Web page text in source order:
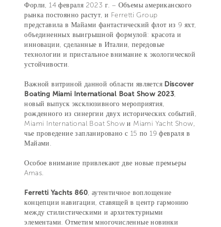
Форли, 14 февраля 2023 г. – Объемы американского
рынка постоянно растут, и Ferretti Group
представила в Майами фантастический флот из 9 яхт,
объединенных выигрышной формулой: красота и
инновации, сделанные в Италии, передовые
технологии и пристальное внимание к экологической
устойчивости.
Важной витриной данной области является Discover
Boating Miami International Boat Show 2023,
новый выпуск эксклюзивного мероприятия,
рожденного из синергии двух исторических событий,
Miami International Boat Show и Miami Yacht Show,
чье проведение запланировано с 15 по 19 февраля в
Майами.
Особое внимание привлекают две новые премьеры
Amas.
Ferretti Yachts 860, аутентичное воплощение
концепции навигации, ставящей в центр гармонию
между стилистическими и архитектурными
элементами. Отметим многочисленные новинки